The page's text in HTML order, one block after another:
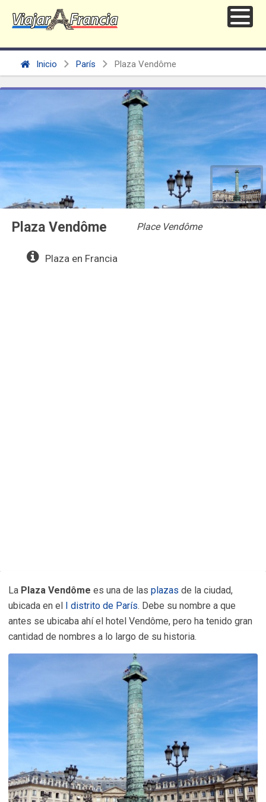
Inicio París Plaza Vendôme
Plaza Vendôme Place Vendôme
Plaza en Francia
La Plaza Vendôme es una de las plazas de la ciudad,
ubicada en el
I distrito de París. Debe su nombre a que
antes se ubicaba ahí el hotel Vendôme, pero ha tenido gran
cantidad de nombres a lo largo de su historia.